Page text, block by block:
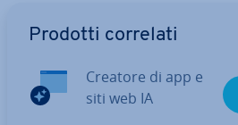
Prodotti correlati
Creatore di app e
siti web IA